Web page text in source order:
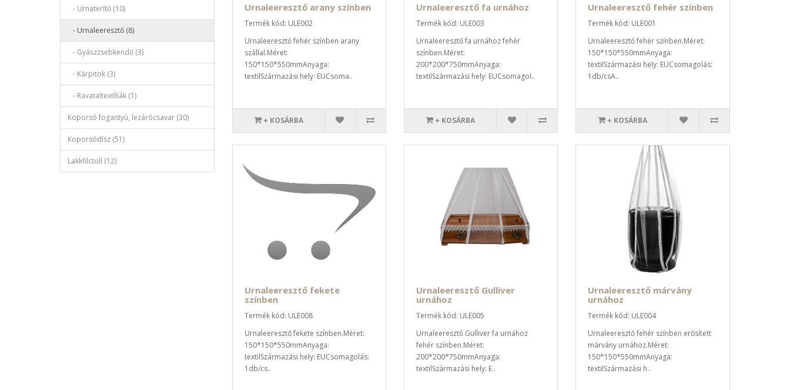
- Urnaterítő (10)
- Urnaleeresztő (8)
- Gyászzsebkendő (3)
- Kárpitok (3)
- Ravataltextíliák (1)
Koporsó fogantyú, lezárócsavar (30)
Koporsódísz (51)
Lakkfilctoll (12)
Urnaleeresztő arany színben
Termék kód: ULE002
Urnaleeresztő fehér színben arany
szállal.Méret:
150*150*550mmAnyaga:
textilSzármazási hely: EUCsoma..
+ KOSÁRBA
Urnaleeresztő fa urnához
Termék kód: ULE003
Urnaleeresztő fa urnához fehér
színben.Méret:
200*200*750mmAnyaga:
textilSzármazási hely: EUCsomagol..
+ KOSÁRBA
Urnaleeresztő fehér színben
Termék kód: ULE001
Urnaleeresztő fehér színben.Méret:
150*150*550mmAnyaga:
textilSzármazási hely: EUCsomagolás:
1db/csA..
+ KOSÁRBA
Urnaleeresztő fekete
színben
Termék kód: ULE008
Urnaleeresztő fekete színben.Méret:
150*150*550mmAnyaga:
textilSzármazási hely: EUCsomagolás:
1db/cs..
Urnaleeresztő Gulliver
urnához
Termék kód: ULE005
Urnaleeresztő Gulliver fa urnához
fehér színben.Méret:
200*200*750mmAnyaga:
textilSzármazási hely: E..
Urnaleeresztő márvány
urnához
Termék kód: ULE004
Urnaleeresztő fehér színben erősített
márvány urnához.Méret:
150*150*550mmAnyaga:
textilSzármazási h..